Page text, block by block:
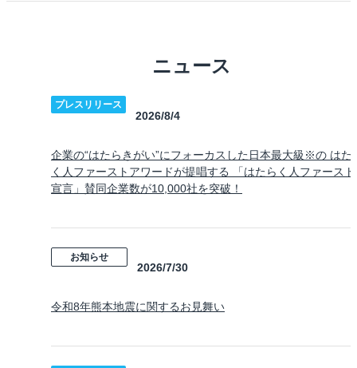
ニュース
プレスリリース
2026/8/4
企業の“はたらきがい”にフォーカスした日本最大級※の はた
く人ファーストアワードが提唱する 「はたらく人ファースト
宣言」賛同企業数が10,000社を突破！
お知らせ
2026/7/30
令和8年熊本地震に関するお見舞い